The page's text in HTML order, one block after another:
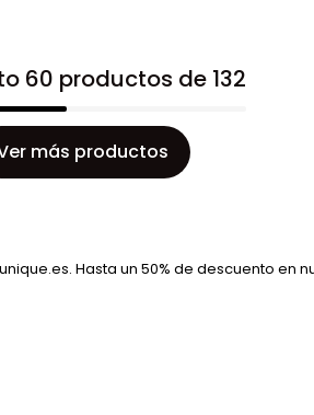
60 productos de 132
más productos
Hasta un 50% de descuento en